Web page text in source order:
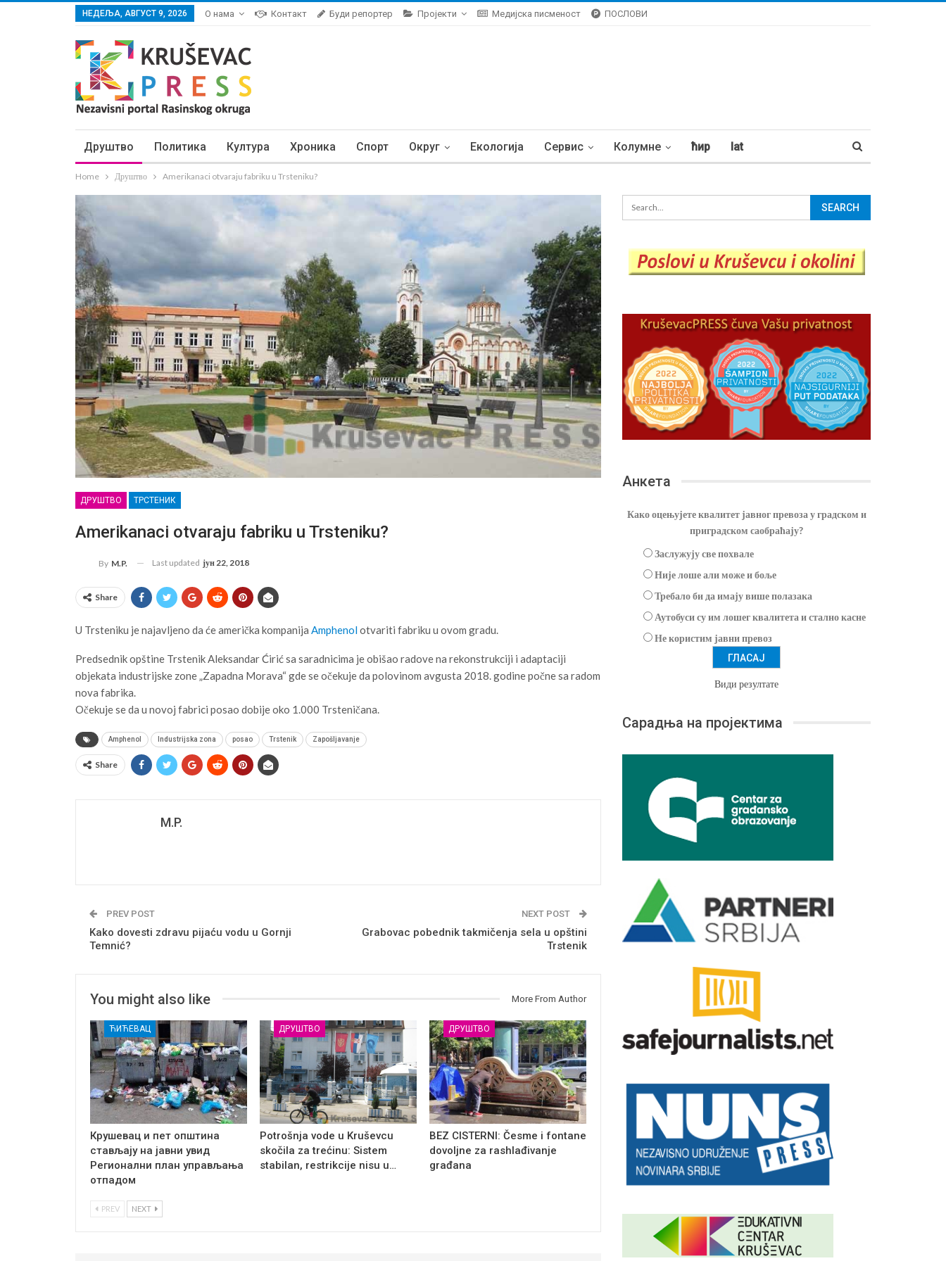
НЕДЕЉА, АВГУСТ 9, 2026 О нама Контакт Буди репортер Пројекти Медијска писменост ПОСЛОВИ
Друштво Политика Култура Хроника Спорт Округ Екологија Сервис Колумне ћир lat
Home Друштво Amerikanaci otvaraju fabriku u Trsteniku?
ДРУШТВО ТРСТЕНИК
Amerikanaci otvaraju fabriku u Trsteniku?
By M.P. Last updated јун 22, 2018
Share
U Trsteniku je najavljeno da će američka kompanija Amphenolotvariti fabriku u ovom gradu.
Predsednik opštine Trstenik Aleksandar Ćirić sa saradnicima je obišao radove na rekonstrukciji i adaptaciji
objekata industrijske zone „Zapadna Morava“ gde se očekuje da polovinom avgusta 2018. godine počne sa radom
nova fabrika.
Očekuje se da u novoj fabrici posao dobije oko 1.000 Trsteničana.
Amphenol Industrijska zona posao Trstenik Zapošljavanje
Share
M.P.
PREV POST
Kako dovesti zdravu pijaću vodu u Gornji
Temnić?
NEXT POST
Grabovac pobednik takmičenja sela u opštini
Trstenik
You might also like More From Author
ЋИЋЕВАЦ
Крушевац и пет општина
стављају на јавни увид
Регионални план управљања
отпадом
ДРУШТВО
Potrošnja vode u Kruševcu
skočila za trećinu: Sistem
stabilan, restrikcije nisu u…
ДРУШТВО
BEZ CISTERNI: Česme i fontane
dovoljne za rashlađivanje
građana
PREV NEXT
Анкета
Како оцењујете квалитет јавног превоза у градском и
приградском саобраћају?
Заслужују све похвале
Није лоше али може и боље
Требало би да имају више полазака
Аутобуси су им лошег квалитета и стално касне
Не користим јавни превоз
Види резултате
Сарадња на пројектима